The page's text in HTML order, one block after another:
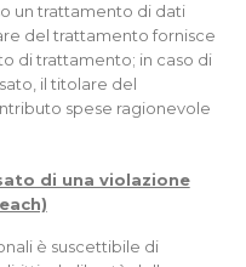
un trattamento di dati
del trattamento fornisce
di trattamento; in caso di
il titolare del
spese ragionevole
di una violazione
è suscettibile di